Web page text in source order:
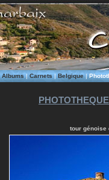
Albums| Carnets|Belgique|
tour génoise